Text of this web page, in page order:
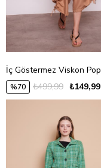
%70 ₺149,99
₺499,99